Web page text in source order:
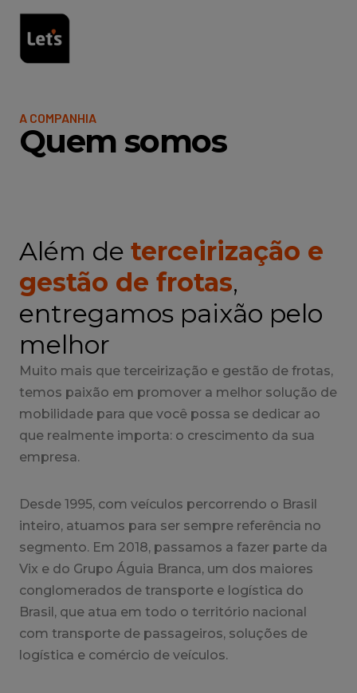
A COMPANHIA
Quem somos
Além de terceirização e
gestão de frotas,
entregamos paixão pelo
melhor
Muito mais que terceirização e gestão de frotas,
temos paixão em promover a melhor solução de
mobilidade para que você possa se dedicar ao
que realmente importa: o crescimento da sua
empresa.
Desde 1995, com veículos percorrendo o Brasil
inteiro, atuamos para ser sempre referência no
segmento. Em 2018, passamos a fazer parte da
Vix e do Grupo Águia Branca, um dos maiores
conglomerados de transporte e logística do
Brasil, que atua em todo o território nacional
com transporte de passageiros, soluções de
logística e comércio de veículos.